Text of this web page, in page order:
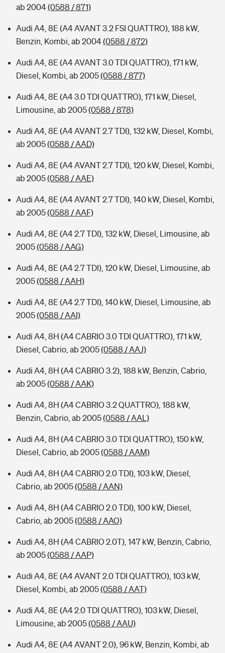
ab 2004(0588 / 871)
Audi A4, 8E (A4 AVANT 3.2 FSI QUATTRO), 188 kW,
Benzin, Kombi, ab 2004(0588 / 872)
Audi A4, 8E (A4 AVANT 3.0 TDI QUATTRO), 171 kW,
Diesel, Kombi, ab 2005(0588 / 877)
Audi A4, 8E (A4 3.0 TDI QUATTRO), 171 kW, Diesel,
Limousine, ab 2005(0588 / 878)
Audi A4, 8E (A4 AVANT 2.7 TDI), 132 kW, Diesel, Kombi,
ab 2005(0588 / AAD)
Audi A4, 8E (A4 AVANT 2.7 TDI), 120 kW, Diesel, Kombi,
ab 2005(0588 / AAE)
Audi A4, 8E (A4 AVANT 2.7 TDI), 140 kW, Diesel, Kombi,
ab 2005(0588 / AAF)
Audi A4, 8E (A4 2.7 TDI), 132 kW, Diesel, Limousine, ab
2005(0588 / AAG)
Audi A4, 8E (A4 2.7 TDI), 120 kW, Diesel, Limousine, ab
2005(0588 / AAH)
Audi A4, 8E (A4 2.7 TDI), 140 kW, Diesel, Limousine, ab
2005(0588 / AAI)
Audi A4, 8H (A4 CABRIO 3.0 TDI QUATTRO), 171 kW,
Diesel, Cabrio, ab 2005(0588 / AAJ)
Audi A4, 8H (A4 CABRIO 3.2), 188 kW, Benzin, Cabrio,
ab 2005(0588 / AAK)
Audi A4, 8H (A4 CABRIO 3.2 QUATTRO), 188 kW,
Benzin, Cabrio, ab 2005(0588 / AAL)
Audi A4, 8H (A4 CABRIO 3.0 TDI QUATTRO), 150 kW,
Diesel, Cabrio, ab 2005(0588 / AAM)
Audi A4, 8H (A4 CABRIO 2.0 TDI), 103 kW, Diesel,
Cabrio, ab 2005(0588 / AAN)
Audi A4, 8H (A4 CABRIO 2.0 TDI), 100 kW, Diesel,
Cabrio, ab 2005(0588 / AAO)
Audi A4, 8H (A4 CABRIO 2.0T), 147 kW, Benzin, Cabrio,
ab 2005(0588 / AAP)
Audi A4, 8E (A4 AVANT 2.0 TDI QUATTRO), 103 kW,
Diesel, Kombi, ab 2005(0588 / AAT)
Audi A4, 8E (A4 2.0 TDI QUATTRO), 103 kW, Diesel,
Limousine, ab 2005(0588 / AAU)
Audi A4, 8E (A4 AVANT 2.0), 96 kW, Benzin, Kombi, ab